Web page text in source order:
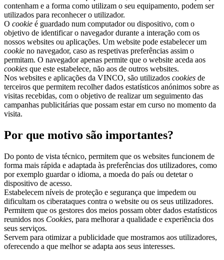
contenham e a forma como utilizam o seu equipamento, podem ser
utilizados para reconhecer o utilizador.
O cookie é guardado num computador ou dispositivo, com o
objetivo de identificar o navegador durante a interação com os
nossos websites ou aplicações. Um website pode estabelecer um
cookie no navegador, caso as respetivas preferências assim o
permitam. O navegador apenas permite que o website aceda aos
cookies que este estabelece, não aos de outros websites.
Nos websites e aplicações da VINCO, são utilizados cookies de
terceiros que permitem recolher dados estatísticos anónimos sobre as
visitas recebidas, com o objetivo de realizar um seguimento das
campanhas publicitárias que possam estar em curso no momento da
visita.
Por que motivo são importantes?
Do ponto de vista técnico, permitem que os websites funcionem de
forma mais rápida e adaptada às preferências dos utilizadores, como
por exemplo guardar o idioma, a moeda do país ou detetar o
dispositivo de acesso.
Estabelecem níveis de proteção e segurança que impedem ou
dificultam os ciberataques contra o website ou os seus utilizadores.
Permitem que os gestores dos meios possam obter dados estatísticos
reunidos nos Cookies, para melhorar a qualidade e experiência dos
seus serviços.
Servem para otimizar a publicidade que mostramos aos utilizadores,
oferecendo a que melhor se adapta aos seus interesses.